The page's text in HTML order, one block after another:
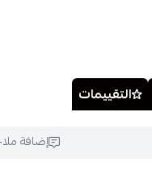
التقييمات
إضافة